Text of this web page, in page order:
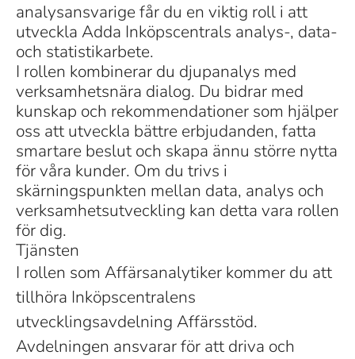
analysansvarige får du en viktig roll i att
utveckla Adda Inköpscentrals analys-, data-
och statistikarbete.
I rollen kombinerar du djupanalys med
verksamhetsnära dialog. Du bidrar med
kunskap och rekommendationer som hjälper
oss att utveckla bättre erbjudanden, fatta
smartare beslut och skapa ännu större nytta
för våra kunder. Om du trivs i
skärningspunkten mellan data, analys och
verksamhetsutveckling kan detta vara rollen
för dig.
Tjänsten
I rollen som Affärsanalytiker kommer du att
tillhöra Inköpscentralens
utvecklingsavdelning Affärsstöd.
Avdelningen ansvarar för att driva och